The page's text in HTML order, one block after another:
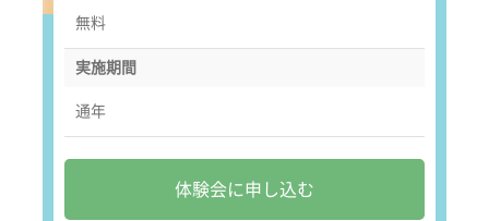
無料
実施期間
通年
体験会に申し込む